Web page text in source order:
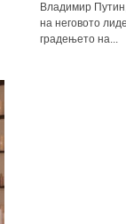
Владимир
на неговото
градењето на...